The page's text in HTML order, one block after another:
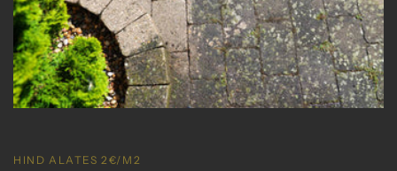
HIND ALATES 2€/M2